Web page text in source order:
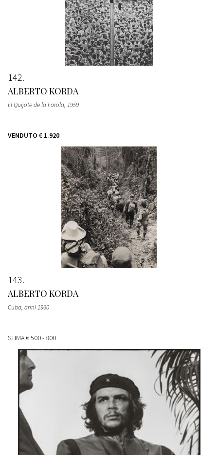
142
ALBERTO KORDA
El Quijote de la Farola, 1959
VENDUTO € 1.920
143
ALBERTO KORDA
Cuba, anni 1960
STIMA€ 500 - 800